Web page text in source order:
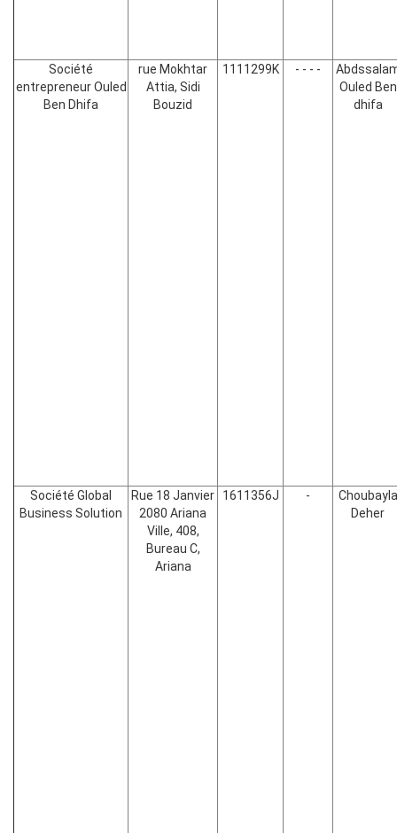
Société
entrepreneur Ouled
Ben Dhifa
rue Mokhtar
Attia, Sidi
Bouzid
1111299K - - - -
Ouled Ben
dhifa
Société Global
Business Solution
Rue 18 Janvier
2080 Ariana
Ville, 408,
Bureau C,
Ariana
1611356J -
Choubayla
Deher